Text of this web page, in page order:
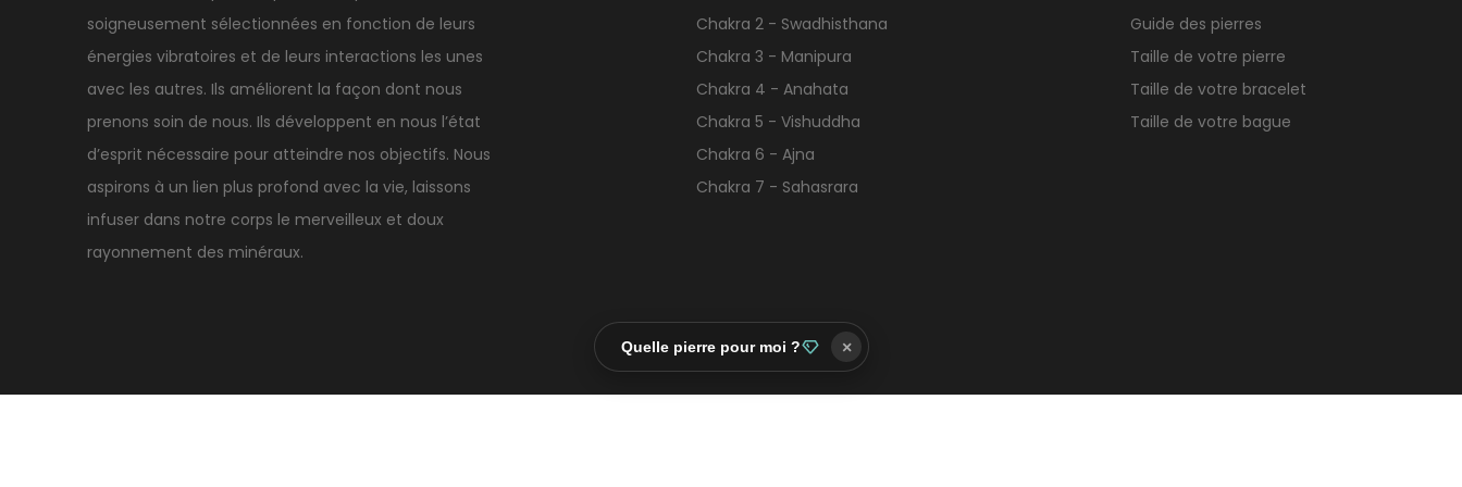
soigneusement sélectionnées en fonction de leurs
énergies vibratoires et de leurs interactions les unes
avec les autres. Ils améliorent la façon dont nous
prenons soin de nous. Ils développent en nous l’état
d’esprit nécessaire pour atteindre nos objectifs. Nous
aspirons à un lien plus profond avec la vie, laissons
infuser dans notre corps le merveilleux et doux
rayonnement des minéraux.
Chakra 2 - Swadhisthana
Chakra 3 - Manipura
Chakra 4 - Anahata
Chakra 5 - Vishuddha
Chakra 6 - Ajna
Chakra 7 - Sahasrara
Guide des pierres
Taille de votre pierre
Taille de votre bracelet
Taille de votre bague
Quelle pierre pour moi ? ×